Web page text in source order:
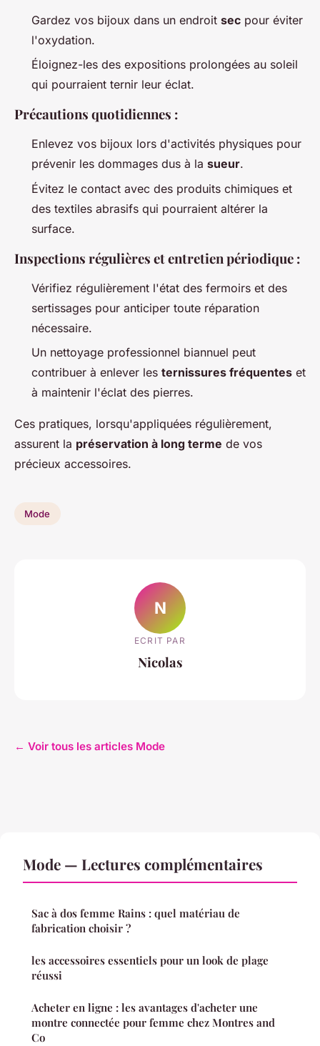
Gardez vos bijoux dans un endroit sec pour éviter
l'oxydation.
Éloignez-les des expositions prolongées au soleil
qui pourraient ternir leur éclat.
Précautions quotidiennes :
Enlevez vos bijoux lors d'activités physiques pour
prévenir les dommages dus à la sueur.
Évitez le contact avec des produits chimiques et
des textiles abrasifs qui pourraient altérer la
surface.
Inspections régulières et entretien périodique :
Vérifiez régulièrement l'état des fermoirs et des
sertissages pour anticiper toute réparation
nécessaire.
Un nettoyage professionnel biannuel peut
contribuer à enlever les ternissures fréquentes et
à maintenir l'éclat des pierres.
Ces pratiques, lorsqu'appliquées régulièrement,
assurent la préservation à long terme de vos
précieux accessoires.
Mode
N
ECRIT PAR
Nicolas
← Voir tous les articles Mode
Mode — Lectures complémentaires
Sac à dos femme Rains : quel matériau de
fabrication choisir ?
les accessoires essentiels pour un look de plage
réussi
Acheter en ligne : les avantages d'acheter une
montre connectée pour femme chez Montres and
Co